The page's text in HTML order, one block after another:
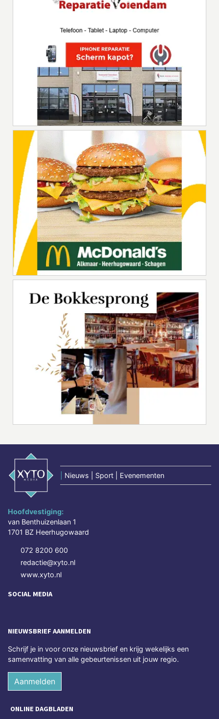
Nieuws | Sport | Evenementen
Hoofdvestiging:
van Benthuizenlaan 1
1701 BZ Heerhugowaard
072 8200 600
redactie@xyto.nl
www.xyto.nl
SOCIAL MEDIA
NIEUWSBRIEF AANMELDEN
Schrijf je in voor onze nieuwsbrief en krijg wekelijks een
samenvatting van alle gebeurtenissen uit jouw regio.
Aanmelden
ONLINE DAGBLADEN